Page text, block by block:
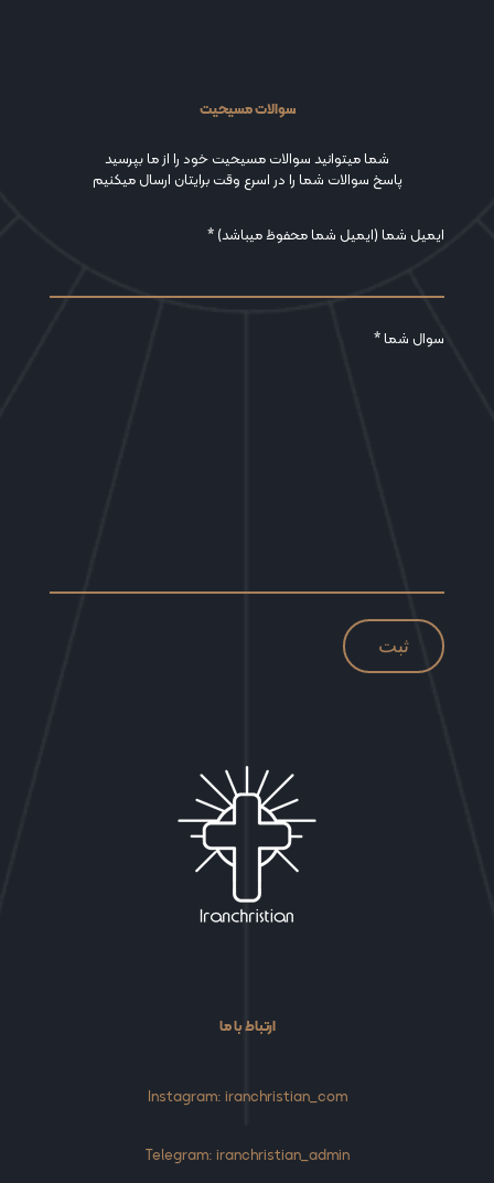
سوالات مسیحیت
شما میتوانید سوالات مسیحیت خود را از ما بپرسید
پاسخ سوالات شما را در اسرع وقت برایتان ارسال میکنیم
ایمیل شما (ایمیل شما محفوظ میباشد) *
سوال شما *
ارتباط با ما
Instagram: iranchristian_com
Telegram: iranchristian_admin